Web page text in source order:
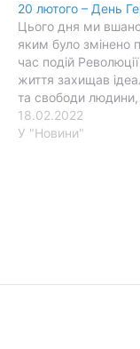
20 лютого – День
Цього дня ми
яким було змінено
час подій
життя захищав
та свободи
18.02.2022
У "Новини"